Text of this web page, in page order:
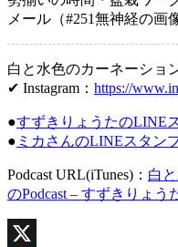
メール（#251無神経の画
白と水色のカーネーショ
✔ Instagram： https://
●すずきりょうたのLINE
● ミカさんのLINEスタン
Podcast URL(iTunes)： 白
のPodcast – すずきりょう